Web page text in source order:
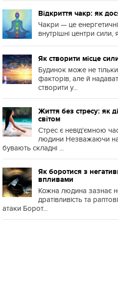
Відкриття чакр: як
Чакри — це
внутрішні центри сили,
Як створити місце
Будинок може не
факторів, але й
створити у...
Життя без стресу: як
світом
Стрес є невід'ємною
людини Незважаючи
бувають складні ...
Як боротися з
впливами
Кожна людина зазнає
дратівливість та
атаки Борот...